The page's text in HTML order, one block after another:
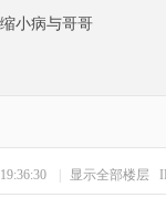
缩小病与哥哥
显示全部楼层